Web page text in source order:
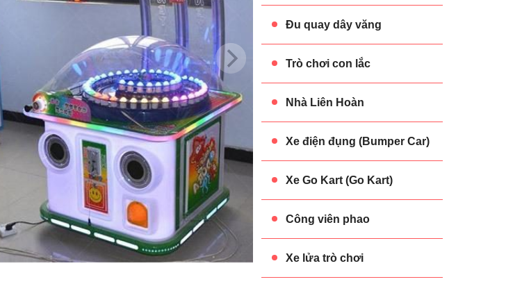
Đu quay dây văng
Trò chơi con lắc
Nhà Liên Hoàn
Xe điện đụng (Bumper Car)
Xe Go Kart (Go Kart)
Công viên phao
Xe lửa trò chơi